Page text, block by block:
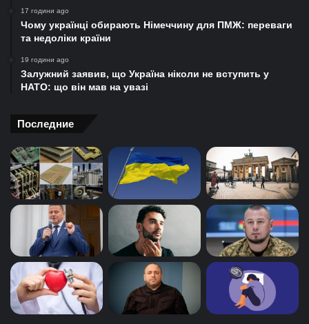
17 години ago
Чому українці обирають Німеччину для ПМЖ: переваги
та недоліки країни
19 години ago
Залужний заявив, що Україна ніколи не вступить у
НАТО: що він мав на увазі
Последние